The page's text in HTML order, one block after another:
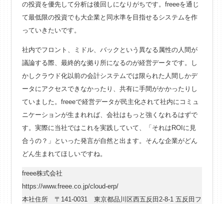
の投資を優先して分析は後回しになりがちです。freeeを通じ
て最低限の投資でも大企業と同水準を目指せるシステムを作
っていきたいです。
社内でフロント、ミドル、バックという異なる属性の人間が
議論する際、最終的な拠り所になるのが経営データです。し
かしクラウド化以前の会計システムでは限られた人間しかデ
ータにアクセスできなかったり、共有に手間がかかったりし
ていました。freeeで経営データが民主化されて社内にコミュ
ニケーションが生まれれば、会社はもっと強くなれるはずで
す。実際に当社ではこれを実践していて、「それはROIに見
合うの？」といった発言が自然と出ます。そんな企業がどん
どん生まれてほしいですね。
freee株式会社
https://www.freee.co.jp/cloud-erp/
本社住所 〒141-0031 東京都品川区西五反田2-8-1 五反田フ